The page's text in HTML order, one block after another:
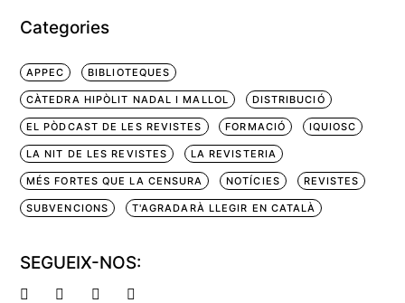
Categories
APPEC BIBLIOTEQUES
CÀTEDRA HIPÒLIT NADAL I MALLOL DISTRIBUCIÓ
EL PÒDCAST DE LES REVISTES FORMACIÓ IQUIOSC
LA NIT DE LES REVISTES LA REVISTERIA
MÉS FORTES QUE LA CENSURA NOTÍCIES REVISTES
SUBVENCIONS T'AGRADARÀ LLEGIR EN CATALÀ
SEGUEIX-NOS: